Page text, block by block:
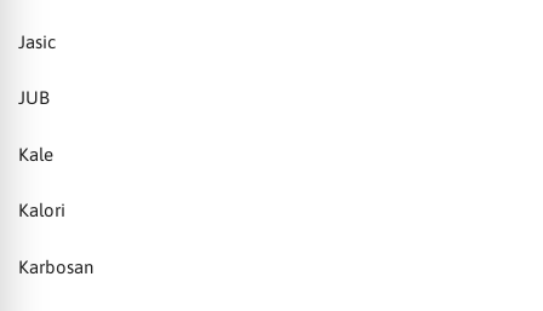
Jasic
JUB
Kale
Kalori
Karbosan